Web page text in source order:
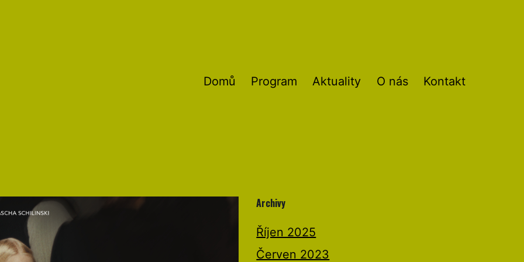
Domů Program Aktuality O nás Kontakt
Archivy
Říjen 2025
Červen 2023